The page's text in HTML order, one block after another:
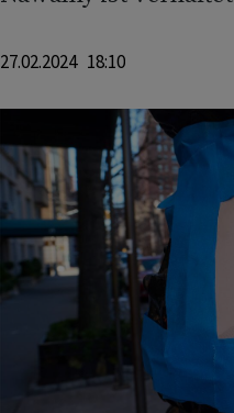
27.02.2024 18:10